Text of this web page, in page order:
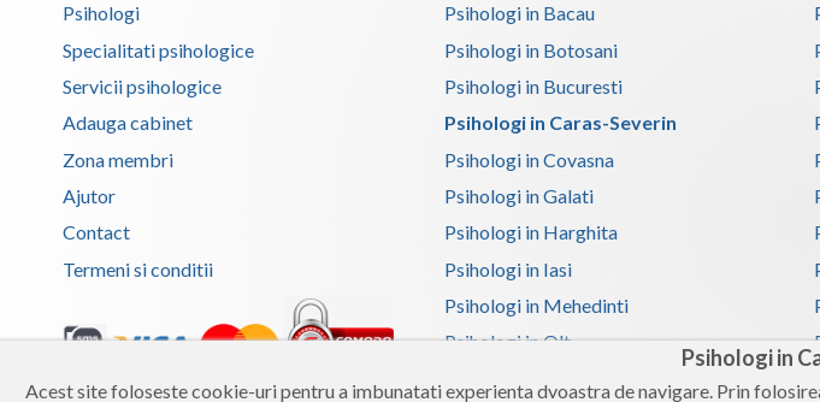
Psihologi in
Acest site foloseste cookie-uri pentru a imbunatati experienta dvoastra de navigare. Prin
Psihologi
Specialitati psihologice
Servicii psihologice
Adauga cabinet
Zona membri
Ajutor
Contact
Termeni si conditii
Copyright 2026 Reframing SRL
Psihologi in Bacau
Psihologi in Botosani
Psihologi in Bucuresti
Psihologi in Caras-Severin
Psihologi in Covasna
Psihologi in Galati
Psihologi in Harghita
Psihologi in Iasi
Psihologi in Mehedinti
Psihologi in Olt